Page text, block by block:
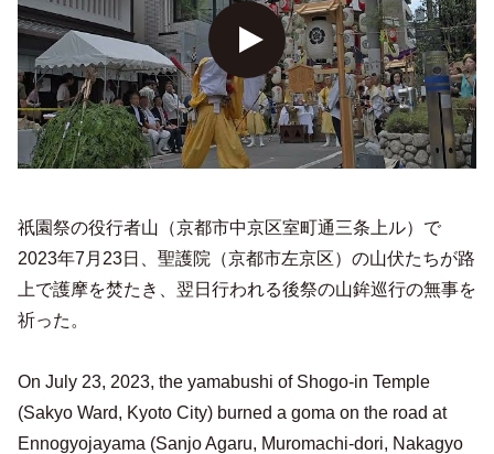
祇園祭の役行者山（京都市中京区室町通三条上ル）で
2023年7月23日、聖護院（京都市左京区）の山伏たちが路
上で護摩を焚たき、翌日行われる後祭の山鉾巡行の無事を
祈った。
On July 23, 2023, the yamabushi of Shogo-in Temple
(Sakyo Ward, Kyoto City) burned a goma on the road at
Ennogyojayama (Sanjo Agaru, Muromachi-dori, Nakagyo